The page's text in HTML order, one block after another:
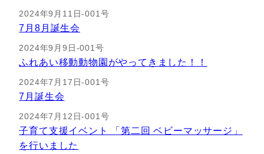
2024年9月11日-001号
7月8月誕生会
2024年9月9日-001号
ふれあい移動動物園がやってきました！！
2024年7月17日-001号
7月誕生会
2024年7月12日-001号
子育て支援イベント 「第二回 ベビーマッサージ」
を行いました